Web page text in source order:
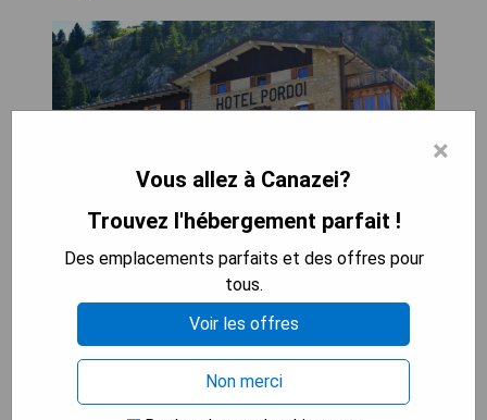
- Situé dans les Dolomites, offrant des vues
panoramiques spectaculaires
- Un hôtel végétarien offrant une cuisine saine et
- Chambres confortables et bien équipées pour
×
Vous allez à Canazei?
Trouvez l'hébergement parfait !
Des emplacements parfaits et des offres pour
tous.
Voir les offres
Non merci